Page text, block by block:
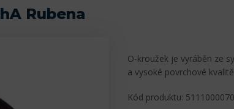
Rubena
O-kroužek je vyráběn ze
a vysoké povrchové
Kód produktu: